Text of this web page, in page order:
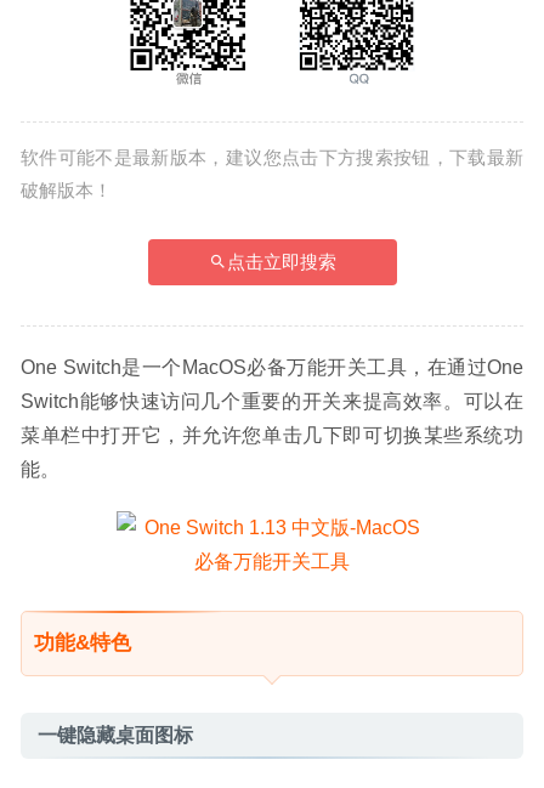
软件可能不是最新版本，建议您点击下方搜索按钮，下载最新
破解版本！
点击立即搜索
One Switch是一个MacOS必备万能开关工具，在通过One
Switch能够快速访问几个重要的开关来提高效率。可以在
菜单栏中打开它，并允许您单击几下即可切换某些系统功
能。
功能&特色
一键隐藏桌面图标